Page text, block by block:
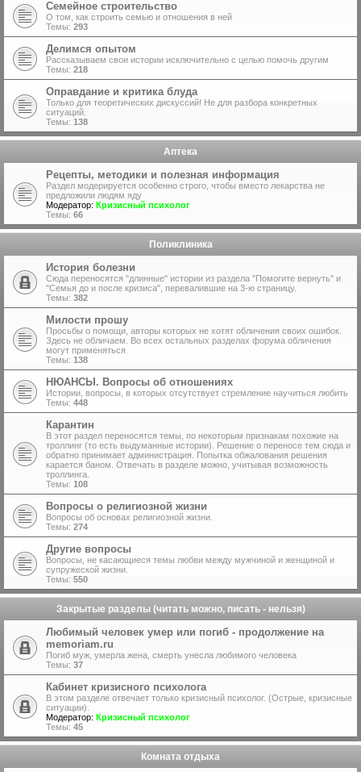
Семейное строительство
О том, как строить семью и отношения в ней
Темы: 293
Делимся опытом
Рассказываем свои истории исключительно с целью помочь другим
Темы: 218
Оправдание и критика блуда
Только для теоретических дискуссий! Не для разбора конкретных
ситуаций.
Темы: 138
Аптека
Рецепты, методики и полезная информация
Раздел модерируется особенно строго, чтобы вместо лекарства не
предложили людям яду
Модератор: Кризисный психолог
Темы: 66
Поликлиника
История болезни
Сюда переносятся "длинные" истории из раздела "Помогите вернуть" и
"Семья до и после кризиса", перевалившие на 3-ю страницу.
Темы: 382
Милости прошу
Просьбы о помощи, авторы которых не хотят обличения своих ошибок.
Здесь не обличаем. Во всех остальных разделах форума обличения
могут применяться
Темы: 138
НЮАНСЫ. Вопросы об отношениях
Истории, вопросы, в которых отсутствует стремление научиться любить
Темы: 448
Карантин
В этот раздел переносятся темы, по некоторым признакам похожие на
троллинг (то есть выдуманные истории). Решение о переносе тем сюда и
обратно принимает администрация. Попытка обжалования решения
карается баном. Отвечать в разделе можно, учитывая возможность
троллинга.
Темы: 108
Вопросы о религиозной жизни
Вопросы об основах религиозной жизни.
Темы: 274
Другие вопросы
Вопросы, не касающиеся темы любви между мужчиной и женщиной и
супружеской жизни.
Темы: 550
Закрытые разделы (читать можно, писать - нельзя)
Любимый человек умер или погиб - продолжение на
memoriam.ru
Погиб муж, умерла жена, смерть унесла любимого человека
Темы: 37
Кабинет кризисного психолога
В этом разделе отвечает только кризисный психолог. (Острые, кризисные
ситуации).
Модератор: Кризисный психолог
Темы: 45
Комната отдыха